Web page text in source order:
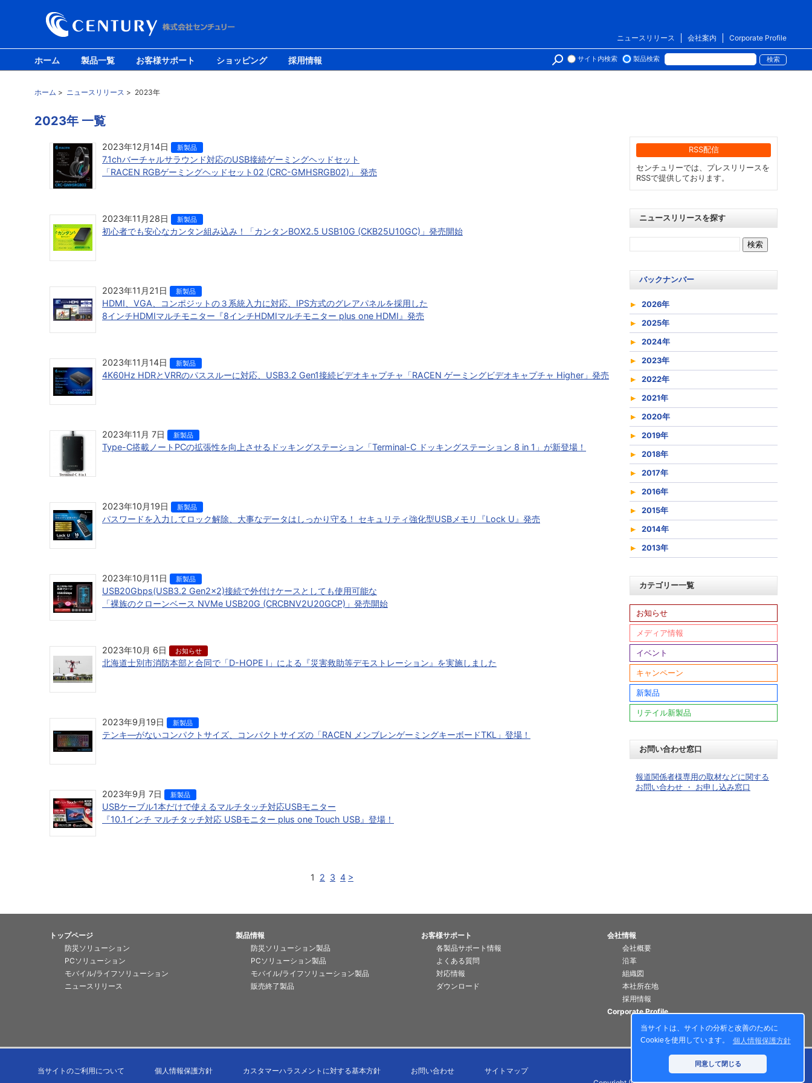
当サイトは、サイトの分析と改善のために
Cookieを使用しています。
個人情報保護方針
同意して閉じる
Corporate Profile
会社案内
ニュースリリース
ホーム 製品一覧 お客様サポート ショッピング 採用情報 サイト内検索 製品検索
ホーム > ニュースリリース > 2023年
2023年 一覧
2023年12月14日 新製品
7.1chバーチャルサラウンド対応のUSB接続ゲーミングヘッドセット
「RACEN RGBゲーミングヘッドセット02 (CRC-GMHSRGB02)」 発売
2023年11月28日 新製品
初心者でも安心なカンタン組み込み！「カンタンBOX2.5 USB10G (CKB25U10GC)」発売開始
2023年11月21日 新製品
HDMI、VGA、コンポジットの３系統入力に対応、IPS方式のグレアパネルを採用した
8インチHDMIマルチモニター『8インチHDMIマルチモニター plus one HDMI』発売
2023年11月14日 新製品
4K60Hz HDRとVRRのパススルーに対応、USB3.2 Gen1接続ビデオキャプチャ「RACEN ゲーミングビデオキャプチャ Higher」発売
2023年11月 7日 新製品
Type-C搭載ノートPCの拡張性を向上させるドッキングステーション「Terminal-C ドッキングステーション 8 in 1」が新登場！
2023年10月19日 新製品
パスワードを入力してロック解除、大事なデータはしっかり守る！ セキュリティ強化型USBメモリ『Lock U』発売
2023年10月11日 新製品
USB20Gbps(USB3.2 Gen2×2)接続で外付けケースとしても使用可能な
「裸族のクローンベース NVMe USB20G (CRCBNV2U20GCP)」発売開始
2023年10月 6日 お知らせ
北海道士別市消防本部と合同で「D-HOPE I」による『災害救助等デモストレーション』を実施しました
2023年9月19日 新製品
テンキ―がないコンパクトサイズ、コンパクトサイズの「RACEN メンブレンゲーミングキーボードTKL」登場！
2023年9月 7日 新製品
USBケーブル1本だけで使えるマルチタッチ対応USBモニター
『10.1インチ マルチタッチ対応 USBモニター plus one Touch USB』登場！
1 2 3 4 >
RSS配信
センチュリーでは、プレスリリースを
RSSで提供しております。
ニュースリリースを探す
バックナンバー
2026年
2025年
2024年
2023年
2022年
2021年
2020年
2019年
2018年
2017年
2016年
2015年
2014年
2013年
カテゴリー一覧
お知らせ
メディア情報
イベント
キャンペーン
新製品
リテイル新製品
お問い合わせ窓口
報道関係者様専用の取材などに関する
お問い合わせ ・ お申し込み窓口
トップページ
防災ソリューション
PCソリューション
モバイル/ライフソリューション
ニュースリリース
製品情報
防災ソリューション製品
PCソリューション製品
モバイル/ライフソリューション製品
販売終了製品
お客様サポート
各製品サポート情報
よくある質問
対応情報
ダウンロード
会社情報
会社概要
沿革
組織図
本社所在地
採用情報
Corporate Profile
当サイトのご利用について 個人情報保護方針 カスタマーハラスメントに対する基本方針 お問い合わせ
サイトマップ